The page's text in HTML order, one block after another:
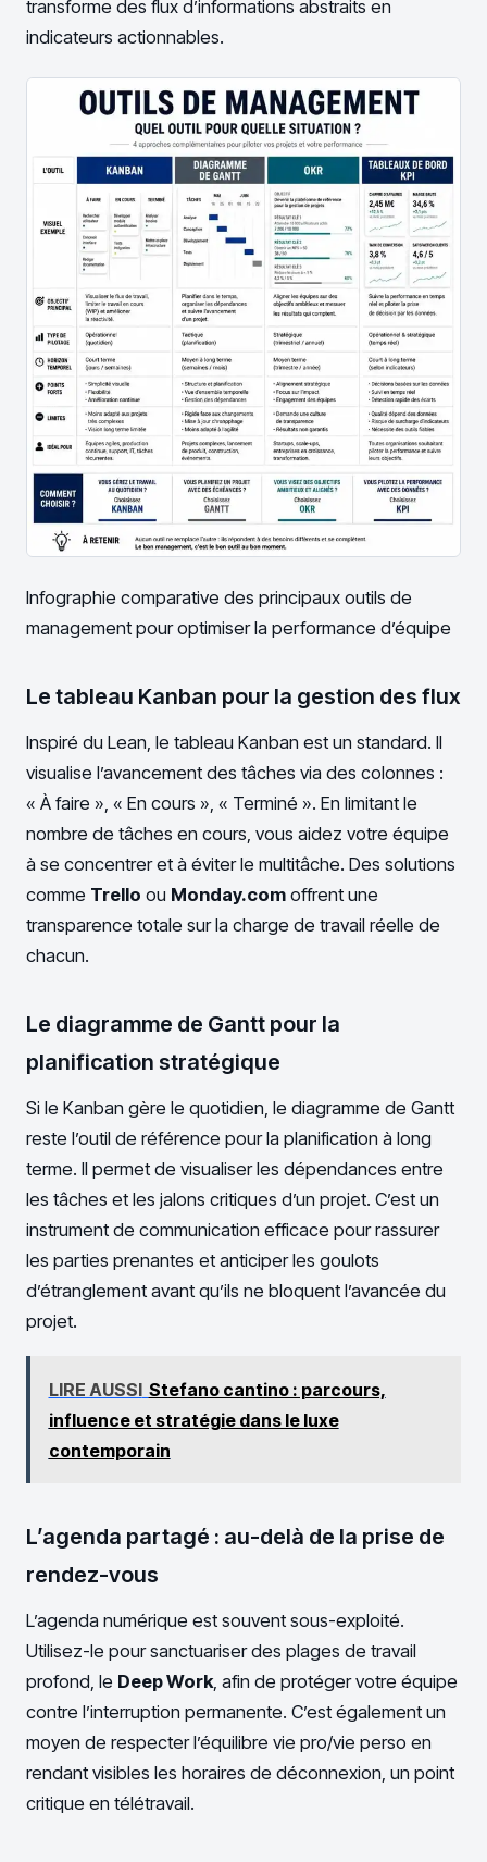
transforme des flux d’informations abstraits en
indicateurs actionnables.
Infographie comparative des principaux outils de
management pour optimiser la performance d’équipe
Le tableau Kanban pour la gestion des flux
Inspiré du Lean, le tableau Kanban est un standard. Il
visualise l’avancement des tâches via des colonnes :
« À faire », « En cours », « Terminé ». En limitant le
nombre de tâches en cours, vous aidez votre équipe
à se concentrer et à éviter le multitâche. Des solutions
comme Trello ou Monday.com offrent une
transparence totale sur la charge de travail réelle de
chacun.
Le diagramme de Gantt pour la
planification stratégique
Si le Kanban gère le quotidien, le diagramme de Gantt
reste l’outil de référence pour la planification à long
terme. Il permet de visualiser les dépendances entre
les tâches et les jalons critiques d’un projet. C’est un
instrument de communication efficace pour rassurer
les parties prenantes et anticiper les goulots
d’étranglement avant qu’ils ne bloquent l’avancée du
projet.
LIRE AUSSI Stefano cantino : parcours,
influence et stratégie dans le luxe
contemporain
L’agenda partagé : au-delà de la prise de
rendez-vous
L’agenda numérique est souvent sous-exploité.
Utilisez-le pour sanctuariser des plages de travail
profond, le Deep Work, afin de protéger votre équipe
contre l’interruption permanente. C’est également un
moyen de respecter l’équilibre vie pro/vie perso en
rendant visibles les horaires de déconnexion, un point
critique en télétravail.